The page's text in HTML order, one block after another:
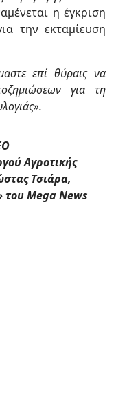
η έγκριση
την εκταμίευση
επί θύραις να
για τη
Αγροτικής
Τσιάρα,
Mega News